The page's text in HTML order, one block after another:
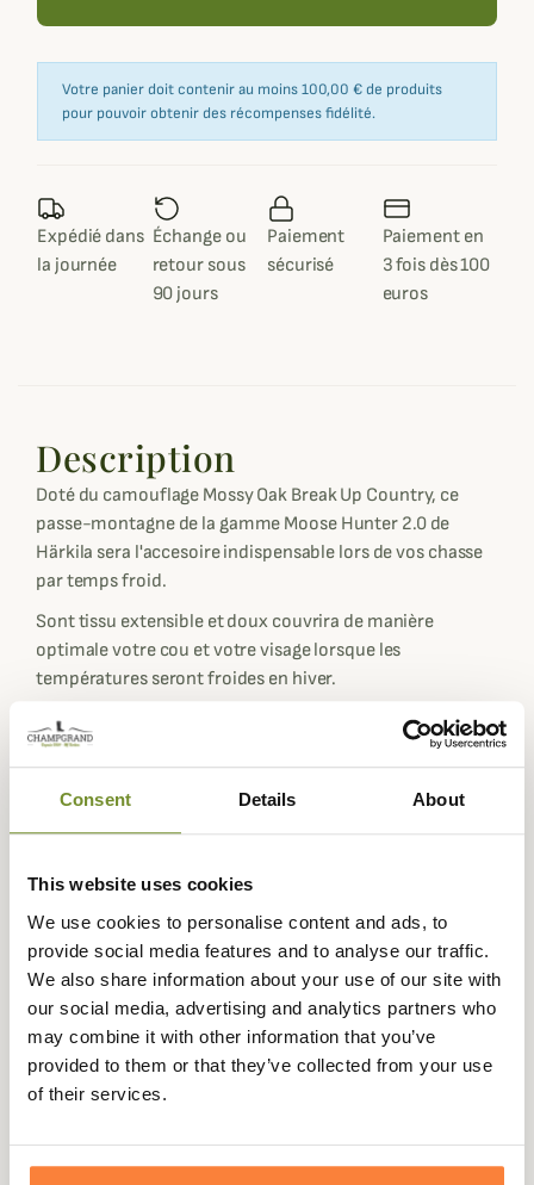
Consent Details About
This website uses cookies
We use cookies to personalise content and ads, to
provide social media features and to analyse our traffic.
We also share information about your use of our site with
our social media, advertising and analytics partners who
may combine it with other information that you’ve
provided to them or that they’ve collected from your use
of their services.
Votre panier doit contenir au moins 100,00 € de produits
pour pouvoir obtenir des récompenses fidélité.
Expédié dans
la journée
Échange ou
retour sous
90 jours
Paiement
sécurisé
Paiement en
3 fois dès 100
euros
Description
Doté du camouflage Mossy Oak Break Up Country, ce
passe-montagne de la gamme Moose Hunter 2.0 de
Härkila sera l'accesoire indispensable lors de vos chasse
par temps froid.
Sont tissu extensible et doux couvrira de manière
optimale votre cou et votre visage lorsque les
températures seront froides en hiver.
Ce passe-montagne Moose Hunter 2.0 est doté de la
technologie Polygiene. Ce traitement réduit
votre accessoire de chasse contre le froid beaucoup plus
hygiénique évitant ainsi d'avoir à le laver trop
Fiche technique
Composition 100 % Polyester
Coloris Camouflage
Camouflage Mossy Oak : Break UP Country
Technologie
Matière Polyester